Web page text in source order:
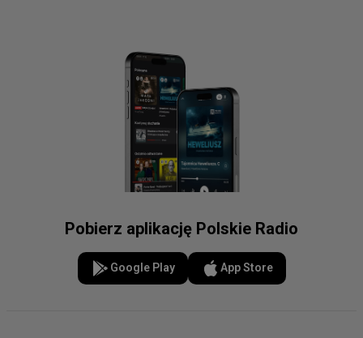
Pobierz aplikację Polskie Radio
Google Play App Store